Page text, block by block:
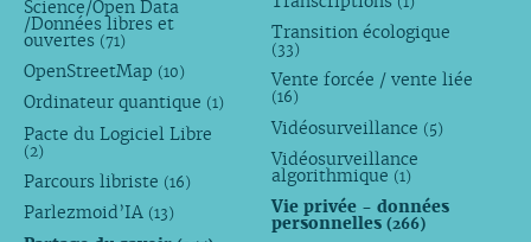
Science/Open Data
/Données libres et
ouvertes (71)
OpenStreetMap (10)
Ordinateur quantique (1)
Pacte du Logiciel Libre
(2)
Parcours libriste (16)
Parlezmoid’IA (13)
Transition écologique
(33)
Vente forcée / vente liée
(16)
Vidéosurveillance (5)
Vidéosurveillance
algorithmique (1)
Vie privée - données
personnelles(266)